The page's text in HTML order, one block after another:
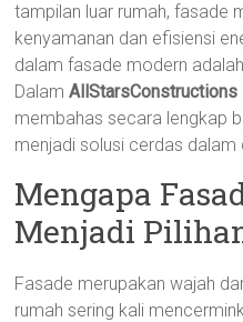
tampilan luar rumah, fasade
kenyamanan dan efisiensi
dalam fasade modern
DalamAllStarsConstructions
membahas secara lengkap
menjadi solusi cerdas
Mengapa
Menjadi
Fasade merupakan wajah
rumah sering kali